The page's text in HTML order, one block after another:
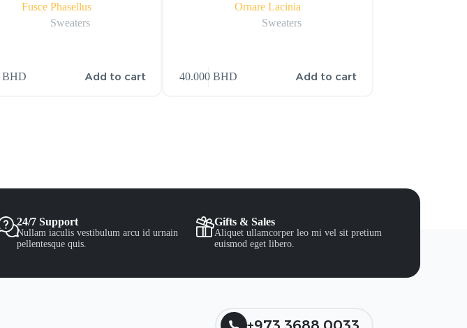
Fusce Phasellus
Sweaters
BHD Add to cart
Ornare Lacinia
Sweaters
40.000BHD Add to cart
24/7 Support
Nullam iaculis vestibulum arcu id urnain
pellentesque quis.
Gifts & Sales
Aliquet ullamcorper leo mi vel sit pretium
euismod eget libero.